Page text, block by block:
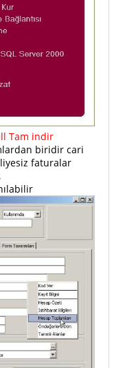
Tam indir
biridir cari
faturalar